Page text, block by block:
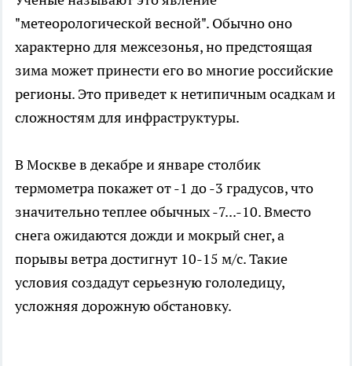
"метеорологической весной". Обычно оно
характерно для межсезонья, но предстоящая
зима может принести его во многие российские
регионы. Это приведет к нетипичным осадкам и
сложностям для инфраструктуры.
В Москве в декабре и январе столбик
термометра покажет от -1 до -3 градусов, что
значительно теплее обычных -7...-10. Вместо
снега ожидаются дожди и мокрый снег, а
порывы ветра достигнут 10-15 м/с. Такие
условия создадут серьезную гололедицу,
усложняя дорожную обстановку.